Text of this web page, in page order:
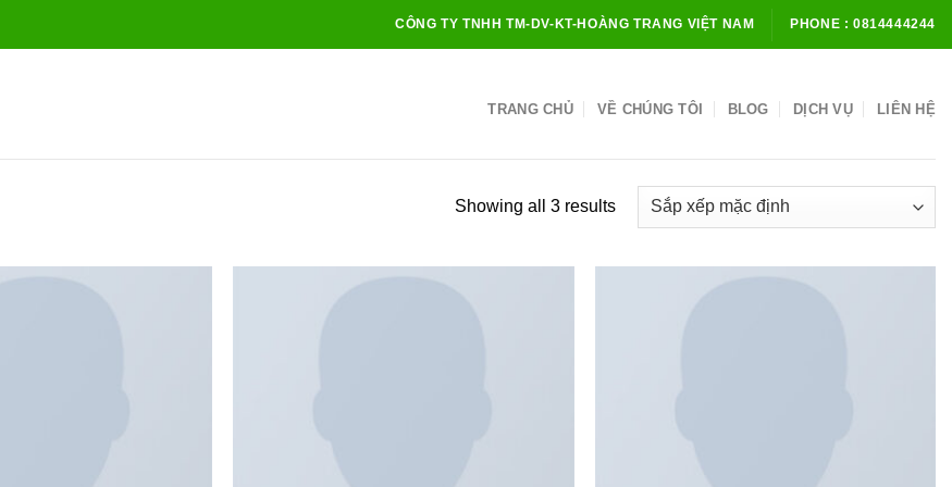
CÔNG TY TNHH TM-DV-KT-HOÀNG TRANG VIỆT NAM PHONE : 0814444244
TRANG CHỦ VỀ CHÚNG TÔI BLOG DỊCH VỤ LIÊN HỆ
Showing all 3 results